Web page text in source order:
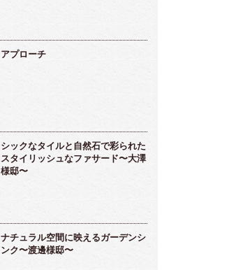
アプローチ
シックなタイルと自然石で彩られた
スタイリッシュなファサード〜大澤
様邸〜
ナチュラル空間に映えるガーデンシ
ンク〜渡邊様邸〜